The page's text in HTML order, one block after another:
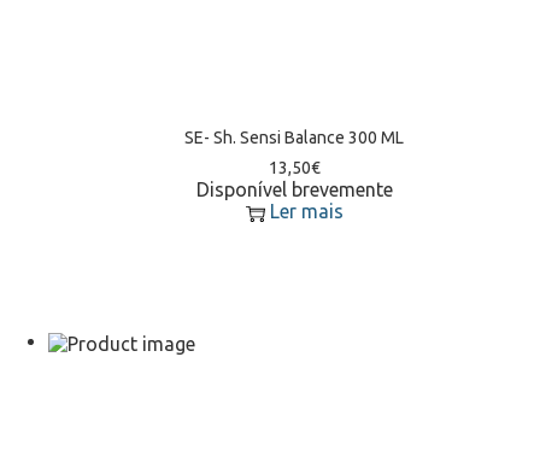
SE- Sh. Sensi Balance 300 ML
13,50€
Disponível brevemente
Ler mais